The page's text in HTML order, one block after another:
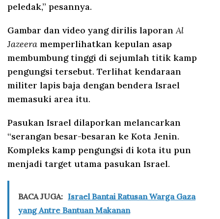
peledak,” pesannya.
Gambar dan video yang dirilis laporan Al
Jazeera memperlihatkan kepulan asap
membumbung tinggi di sejumlah titik kamp
pengungsi tersebut. Terlihat kendaraan
militer lapis baja dengan bendera Israel
memasuki area itu.
Pasukan Israel dilaporkan melancarkan
“serangan besar-besaran ke Kota Jenin.
Kompleks kamp pengungsi di kota itu pun
menjadi target utama pasukan Israel.
BACA JUGA: Israel Bantai Ratusan Warga Gaza
yang Antre Bantuan Makanan